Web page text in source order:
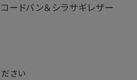
ードバン＆シラサギレザー
さい